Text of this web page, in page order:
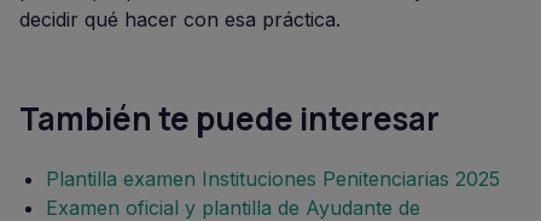
decidir qué hacer con esa práctica.
También te puede interesar
Plantilla examen Instituciones Penitenciarias 2025
Examen oficial y plantilla de Ayudante de